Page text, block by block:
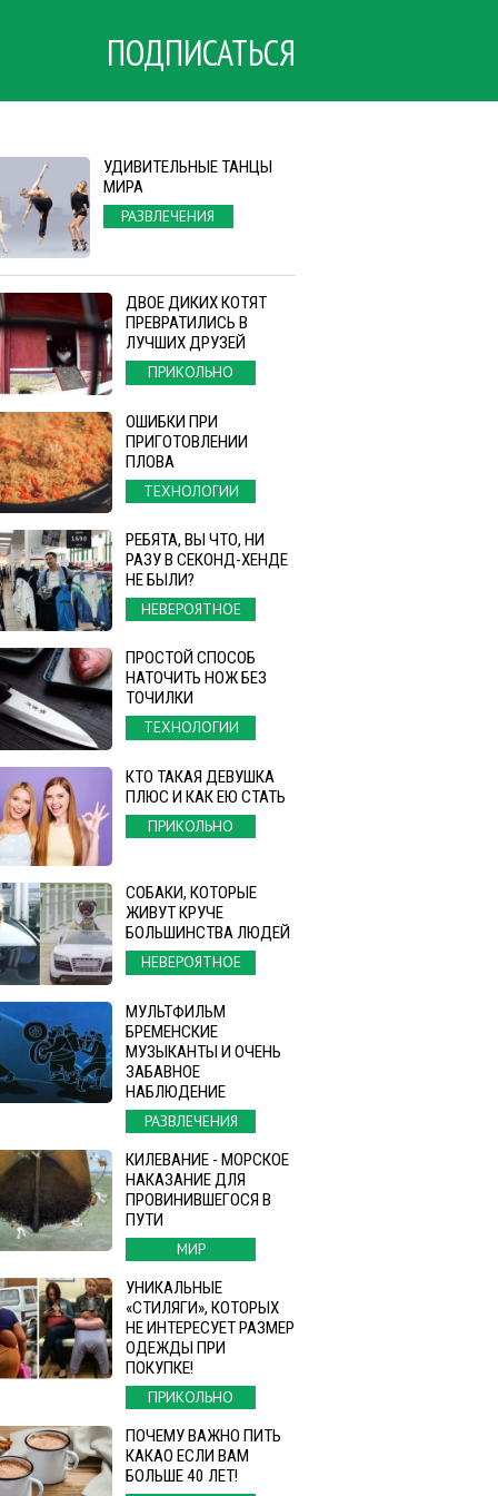
ПОДПИСАТЬСЯ
УДИВИТЕЛЬНЫЕ ТАНЦЫ
МИРА
РАЗВЛЕЧЕНИЯ
ДВОЕ ДИКИХ КОТЯТ
ПРЕВРАТИЛИСЬ В
ЛУЧШИХ ДРУЗЕЙ
ПРИКОЛЬНО
ОШИБКИ ПРИ
ПРИГОТОВЛЕНИИ
ПЛОВА
ТЕХНОЛОГИИ
РЕБЯТА, ВЫ ЧТО, НИ
РАЗУ В СЕКОНД-ХЕНДЕ
НЕ БЫЛИ?
НЕВЕРОЯТНОЕ
ПРОСТОЙ СПОСОБ
НАТОЧИТЬ НОЖ БЕЗ
ТОЧИЛКИ
ТЕХНОЛОГИИ
КТО ТАКАЯ ДЕВУШКА
ПЛЮС И КАК ЕЮ СТАТЬ
ПРИКОЛЬНО
СОБАКИ, КОТОРЫЕ
ЖИВУТ КРУЧЕ
БОЛЬШИНСТВА ЛЮДЕЙ
НЕВЕРОЯТНОЕ
МУЛЬТФИЛЬМ
БРЕМЕНСКИЕ
МУЗЫКАНТЫ И ОЧЕНЬ
ЗАБАВНОЕ
НАБЛЮДЕНИЕ
РАЗВЛЕЧЕНИЯ
КИЛЕВАНИЕ - МОРСКОЕ
НАКАЗАНИЕ ДЛЯ
ПРОВИНИВШЕГОСЯ В
ПУТИ
МИР
УНИКАЛЬНЫЕ
«СТИЛЯГИ», КОТОРЫХ
НЕ ИНТЕРЕСУЕТ РАЗМЕР
ОДЕЖДЫ ПРИ
ПОКУПКЕ!
ПРИКОЛЬНО
ПОЧЕМУ ВАЖНО ПИТЬ
КАКАО ЕСЛИ ВАМ
БОЛЬШЕ 40 ЛЕТ!